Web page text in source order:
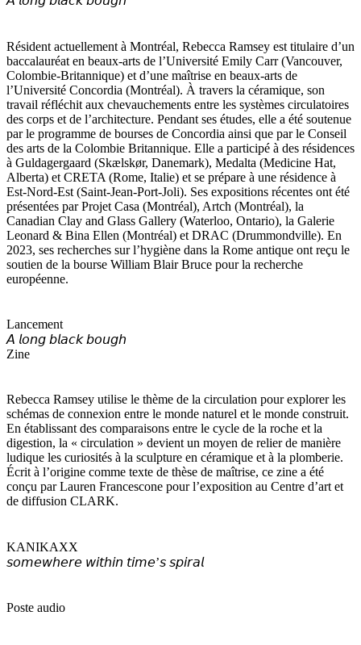
Résident actuellement à Montréal, Rebecca Ramsey est titulaire d’un
baccalauréat en beaux-arts de l’Université Emily Carr (Vancouver,
Colombie-Britannique) et d’une maîtrise en beaux-arts de
l’Université Concordia (Montréal). À travers la céramique, son
travail réfléchit aux chevauchements entre les systèmes circulatoires
des corps et de l’architecture. Pendant ses études, elle a été soutenue
par le programme de bourses de Concordia ainsi que par le Conseil
des arts de la Colombie Britannique. Elle a participé à des résidences
à Guldagergaard (Skælskør, Danemark), Medalta (Medicine Hat,
Alberta) et CRETA (Rome, Italie) et se prépare à une résidence à
Est-Nord-Est (Saint-Jean-Port-Joli). Ses expositions récentes ont été
présentées par Projet Casa (Montréal), Artch (Montréal), la
Canadian Clay and Glass Gallery (Waterloo, Ontario), la Galerie
Leonard & Bina Ellen (Montréal) et DRAC (Drummondville). En
2023, ses recherches sur l’hygiène dans la Rome antique ont reçu le
soutien de la bourse William Blair Bruce pour la recherche
européenne.
Lancement
𝘈 𝘭𝘰𝘯𝘨 𝘣𝘭𝘢𝘤𝘬 𝘣𝘰𝘶𝘨𝘩
Zine
Rebecca Ramsey utilise le thème de la circulation pour explorer les
schémas de connexion entre le monde naturel et le monde construit.
En établissant des comparaisons entre le cycle de la roche et la
digestion, la « circulation » devient un moyen de relier de manière
ludique les curiosités à la sculpture en céramique et à la plomberie.
Écrit à l’origine comme texte de thèse de maîtrise, ce zine a été
conçu par Lauren Francescone pour l’exposition au Centre d’art et
de diffusion CLARK.
KANIKAXX
𝘴𝘰𝘮𝘦𝘸𝘩𝘦𝘳𝘦 𝘸𝘪𝘵𝘩𝘪𝘯 𝘵𝘪𝘮𝘦’𝘴 𝘴𝘱𝘪𝘳𝘢𝘭
Poste audio